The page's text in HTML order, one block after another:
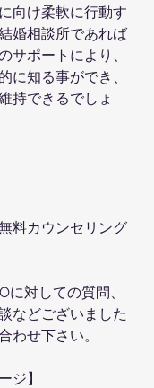
向け柔軟に行動す
婚相談所であれば
サポートにより、
に知る事ができ、
持できるでしょ
料カウンセリング
対しての質問、
などございました
わせ下さい。
ジ】